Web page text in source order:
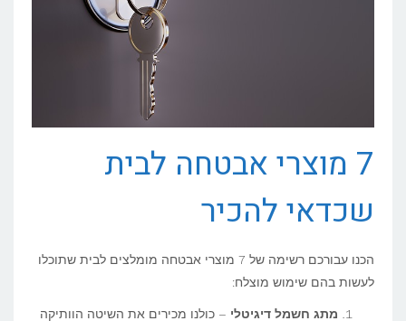
7 מוצרי אבטחה לבית
שכדאי להכיר
הכנו עבורכם רשימה של 7 מוצרי אבטחה מומלצים לבית שתוכלו
לעשות בהם שימוש מוצלח:
מתג חשמל דיגיטלי – כולנו מכירים את השיטה הוותיקה